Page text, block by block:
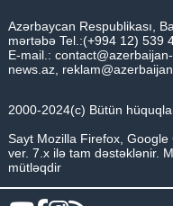
Azərbaycan Respublikası,
mərtəbə Tel.:(+994 12) 539
E-mail.:
news.az
2000-2024(c) Bütün
Sayt Mozilla Firefox,
ver. 7.x ilə tam dəstəklənir.
mütləqdir